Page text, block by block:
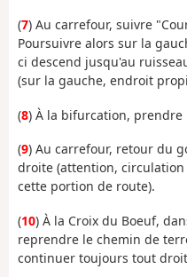
(7) Au carrefour, suivre
Poursuivre alors sur la
ci descend jusqu'au
(sur la gauche, endroit
(8) À la bifurcation,
(9) Au carrefour, retour du
droite (attention,
cette portion de route).
(10) À la Croix du Boeuf,
reprendre le chemin de
continuer toujours tout